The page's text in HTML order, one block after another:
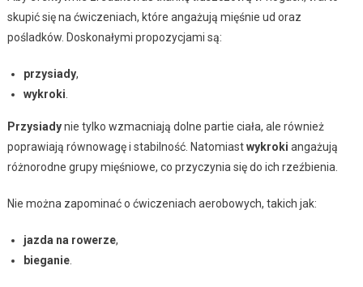
skupić się na ćwiczeniach, które angażują mięśnie ud oraz
pośladków. Doskonałymi propozycjami są:
przysiady,
wykroki
Przysiadynie tylko wzmacniają dolne partie ciała, ale również
poprawiają równowagę i stabilność. Natomiastwykroki angażują
różnorodne grupy mięśniowe, co przyczynia się do ich rzeźbienia.
Nie można zapominać o ćwiczeniach aerobowych, takich jak:
jazda na rowerze,
bieganie.